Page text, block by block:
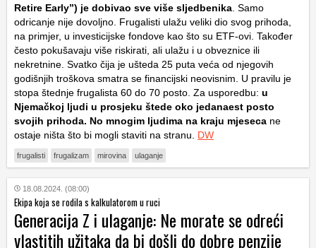
Retire Early”) je dobivao sve više sljedbenika . Samo
odricanje nije dovoljno. Frugalisti ulažu veliki dio svog prihoda,
na primjer, u investicijske fondove kao što su ETF-ovi. Također
često pokušavaju više riskirati, ali ulažu i u obveznice ili
nekretnine. Svatko čija je ušteda 25 puta veća od njegovih
godišnjih troškova smatra se financijski neovisnim. U pravilu je
stopa štednje frugalista 60 do 70 posto. Za usporedbu: u
Njemačkoj ljudi u prosjeku štede oko jedanaest posto
svojih prihoda. No mnogim ljudima na kraju mjeseca ne
ostaje ništa što bi mogli staviti na stranu. DW
frugalisti frugalizam mirovina ulaganje
18.08.2024. (08:00)
Ekipa koja se rodila s kalkulatorom u ruci
Generacija Z i ulaganje: Ne morate se odreći
vlastitih užitaka da bi došli do dobre penzije